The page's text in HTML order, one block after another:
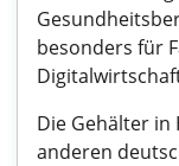
besonders für
Die Gehälter in
anderen